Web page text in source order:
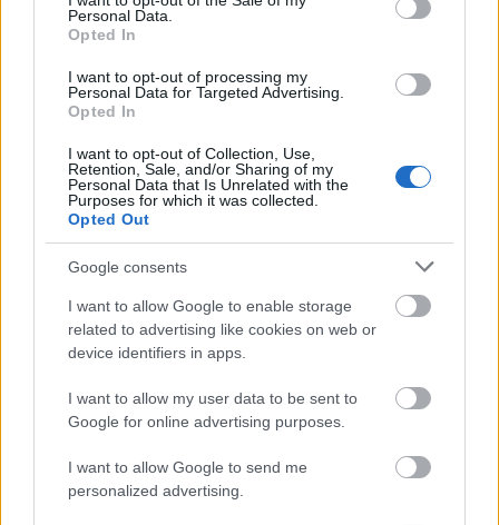
Personal Data.
Opted In
I want to opt-out of processing my
Personal Data for Targeted Advertising.
Opted In
I want to opt-out of Collection, Use,
Retention, Sale, and/or Sharing of my
Personal Data that Is Unrelated with the
Purposes for which it was collected.
Opted Out
Google consents
I want to allow Google to enable storage
related to advertising like cookies on web or
device identifiers in apps.
I want to allow my user data to be sent to
Google for online advertising purposes.
I want to allow Google to send me
personalized advertising.
Γιατί αλλάζει το μοντέλο
διαχείρισης
Η επιλογή της κυβέρνησης να συγκεντρώσει τη
διαχείριση σε λιγότερους και μεγαλύτερους
φορείς δεν προέκυψε τυχαία. Η ίδια η Εθνική
Στρατηγική για τα Ύδατα είχε καταγράψει ότι το
σημερινό μοντέλο χαρακτηρίζεται από
πολυδιάσπαση αρμοδιοτήτων, μεγάλες διαφορές
στις δυνατότητες των τοπικών παρόχων και
σημαντικές καθυστερήσεις στην ωρίμανση και
υλοποίηση έργων. Παράλληλα, σε πολλές
περιοχές τα δίκτυα παραμένουν πεπαλαιωμένα,